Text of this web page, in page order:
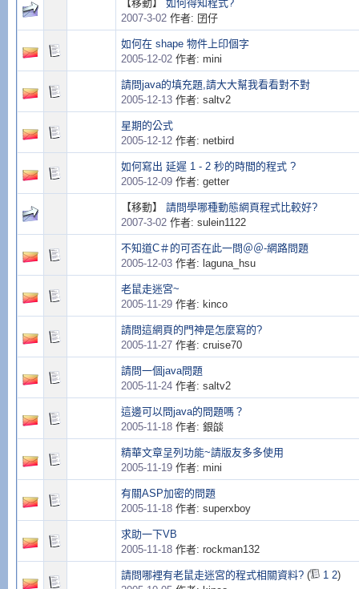
【移動】 如何得知程式?
2007-3-02作者: 囝仔
如何在 shape 物件上印個字
2005-12-02作者: mini
請問java的填充題,請大大幫我看看對不對
2005-12-13作者: saltv2
星期的公式
2005-12-12作者: netbird
如何寫出 延遲 1 - 2 秒的時間的程式 ?
2005-12-09作者: getter
【移動】 請問學哪種動態網頁程式比較好?
2007-3-02作者: sulein1122
不知道C＃的可否在此一問＠＠-網路問題
2005-12-03作者: laguna_hsu
老鼠走迷宮~
2005-11-29作者: kinco
請問這網頁的門神是怎麼寫的?
2005-11-27作者: cruise70
請問一個java問題
2005-11-24作者: saltv2
這邊可以問java的問題嗎？
2005-11-18作者: 銀燄
精華文章呈列功能~請版友多多使用
2005-11-19作者: mini
有關ASP加密的問題
2005-11-18作者: superxboy
求助一下VB
2005-11-18作者: rockman132
請問哪裡有老鼠走迷宮的程式相關資料? ( 1 2)